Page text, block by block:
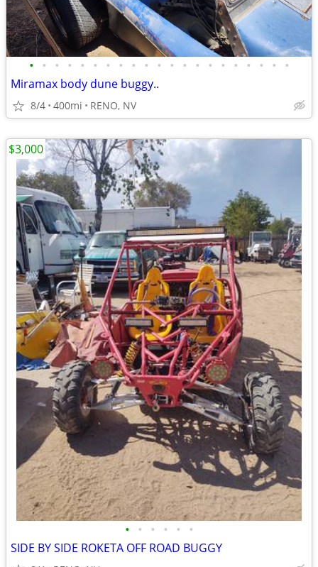
• • • • • • • • • • • • • • • • • • • • •
Miramax body dune buggy..
8/4 400mi RENO, NV
• • • • • •
SIDE BY SIDE ROKETA OFF ROAD BUGGY
$3,000